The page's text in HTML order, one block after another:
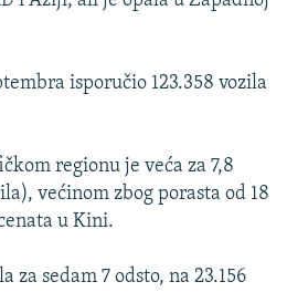
isporučio 123.358 vozila
regionu je veća za 7,8
većinom zbog porasta od 18
u Kini.
za sedam 7 odsto, na 23.156